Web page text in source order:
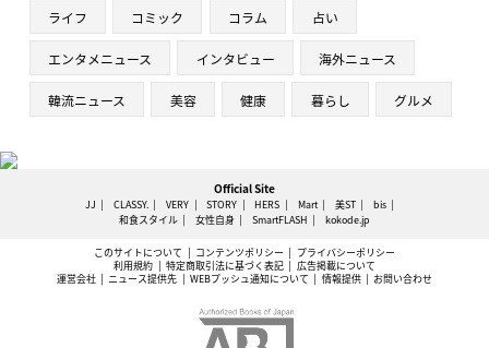
ライフ コミック コラム 占い
エンタメニュース インタビュー 海外ニュース
韓流ニュース 美容 健康 暮らし グルメ
Official Site
JJ CLASSY. VERY STORY HERS Mart 美ST
bis
和食スタイル
女性自身 SmartFLASH kokode.jp
このサイトについて コンテンツポリシー
プライバシーポリシー
利用規約
特定商取引法に基づく表記
広告掲載について
運営会社
ニュース提供先 WEBプッシュ通知について 情報提供 お問い合わせ